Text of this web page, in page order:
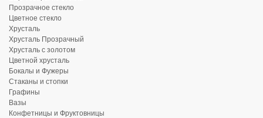
Прозрачное стекло
Цветное стекло
Хрусталь
Хрусталь Прозрачный
Хрусталь с золотом
Цветной хрусталь
Бокалы и Фужеры
Стаканы и стопки
Графины
Вазы
Конфетницы и Фруктовницы